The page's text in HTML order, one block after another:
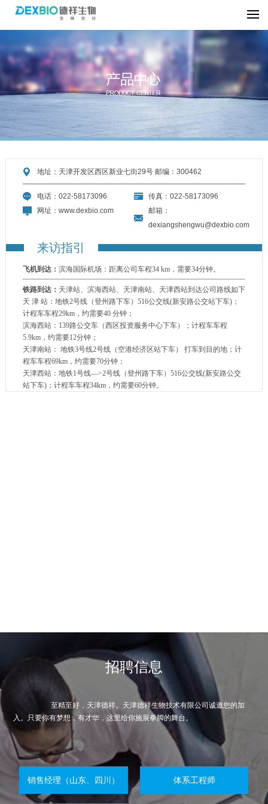
地址：天津开发区西区新业七街29号 邮编：300462
电话：022-58173096
传真：022-58173096
网址：www.dexbio.com
邮箱：
dexiangshengwu@dexbio.com
来访指引
飞机到达： 滨海国际机场：距离公司车程34 km，需要34分钟。
铁路到达： 天津站、滨海西站、天津南站、天津西站到达公司路线如下
天 津 站：地铁2号线（登州路下车）516公交线(新安路公交站下车)；
计程车车程29km，约需要40 分钟；
滨海西站：139路公交车（西区投资服务中心下车）；计程车车程
5.9km，约需要12分钟；
天津南站： 地铁3号线2号线（空港经济区站下车） 打车到目的地；计
程车车程69km，约需要70分钟；
天津西站：地铁1号线—>2号线（登州路下车）516公交线(新安路公交
站下车)；计程车车程34km，约需要60分钟。
招聘信息
至精至好，天津德祥。天津德祥生物技术有限公司诚邀您的加
入。只要你有梦想，有才华，这里给你施展拳脚的舞台。
销售经理（山东、四川） 体系工程师